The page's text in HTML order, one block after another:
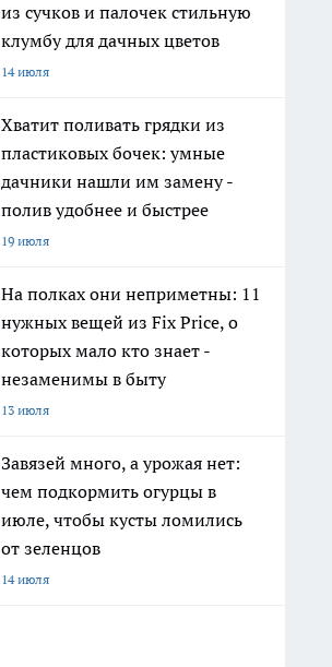
из сучков и палочек стильную
клумбу для дачных цветов
14 июля
Хватит поливать грядки из
пластиковых бочек: умные
дачники нашли им замену -
полив удобнее и быстрее
19 июля
На полках они неприметны: 11
нужных вещей из Fix Price, о
которых мало кто знает -
незаменимы в быту
13 июля
Завязей много, а урожая нет:
чем подкормить огурцы в
июле, чтобы кусты ломились
от зеленцов
14 июля